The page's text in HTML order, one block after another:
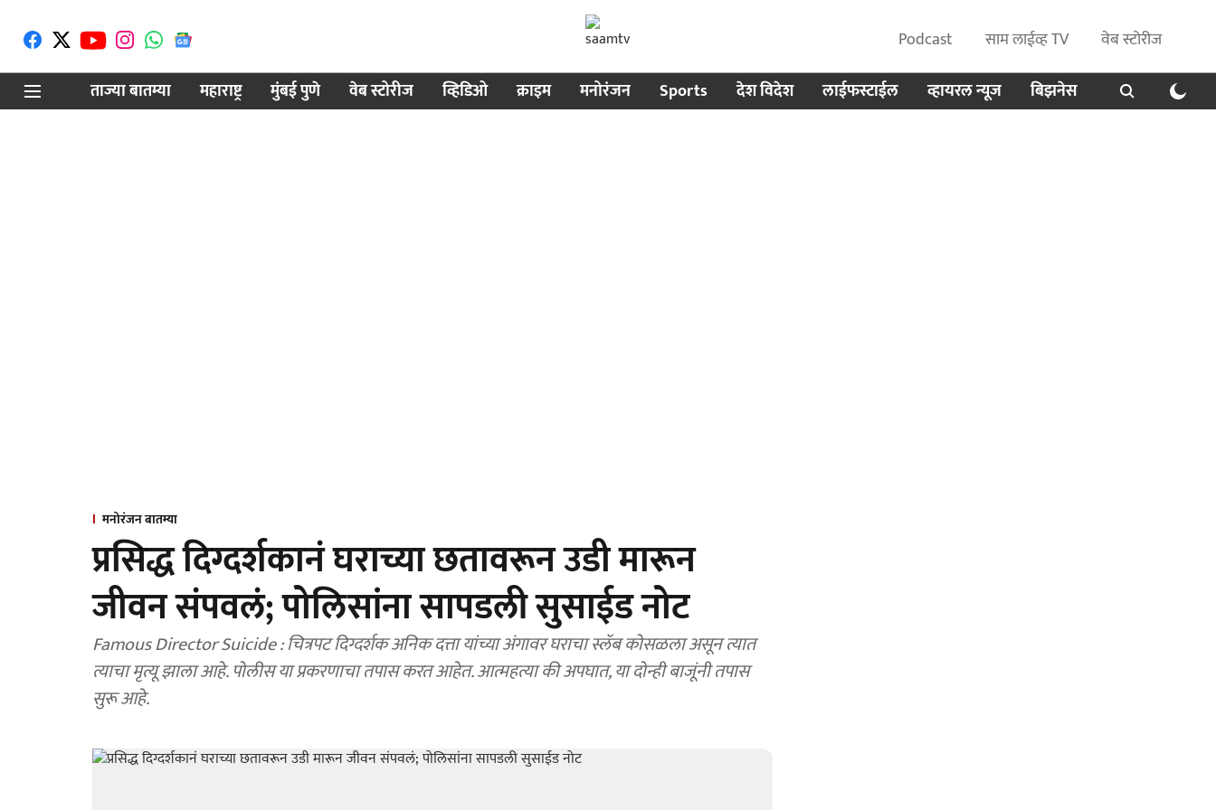
Podcast साम लाईव्ह TV
वेब स्टोरीज
ताज्या बातम्या
महाराष्ट्र मुंबई पुणे वेब स्टोरीज व्हिडिओ क्राइम मनोरंजन Sports देश विदेश लाईफस्टाईल व्हायरल न्यूज बिझनेस
मनोरंजन बातम्या
प्रसिद्ध दिग्दर्शकानं घराच्या छतावरून उडी मारून
जीवन संपवलं; पोलिसांना सापडली सुसाईड नोट
Famous Director Suicide : चित्रपट दिग्दर्शक अनिक दत्ता यांच्या अंगावर घराचा स्लॅब कोसळला असून त्यात
त्याचा मृत्यू झाला आहे. पोलीस या प्रकरणाचा तपास करत आहेत. आत्महत्या की अपघात, या दोन्ही बाजूंनी तपास
सुरू आहे.